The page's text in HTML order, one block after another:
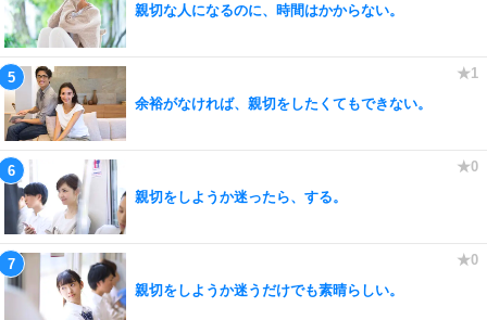
親切な人になるのに、時間はかからない。
余裕がなければ、親切をしたくてもできない。
親切をしようか迷ったら、する。
親切をしようか迷うだけでも素晴らしい。